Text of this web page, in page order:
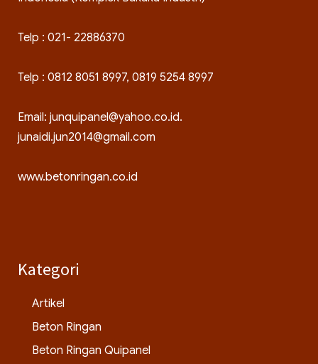
Telp : 021- 22886370
Telp : 0812 8051 8997, 0819 5254 8997
Email: junquipanel@yahoo.co.id.
junaidi.jun2014@gmail.com
www.betonringan.co.id
Kategori
Artikel
Beton Ringan
Beton Ringan Quipanel